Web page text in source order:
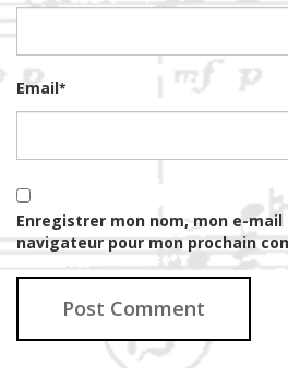
Email*
Enregistrer mon nom, mon e-
navigateur pour mon prochain